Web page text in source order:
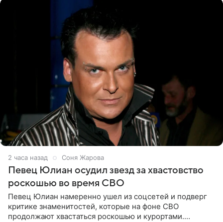
2 часа назад Соня Жарова
Певец Юлиан осудил звезд за хвастовство
роскошью во время СВО
Певец Юлиан намеренно ушел из соцсетей и подверг
критике знаменитостей, которые на фоне СВО
продолжают хвастаться роскошью и курортами.